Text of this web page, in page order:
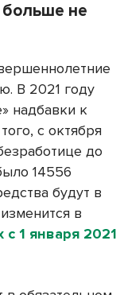
больше не
В 2021 году
надбавки к
с октября
до
14556
будут в
в
1 января 2021